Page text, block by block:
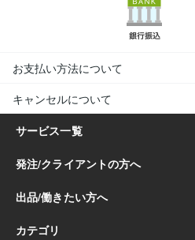
お支払い方法について
キャンセルについて